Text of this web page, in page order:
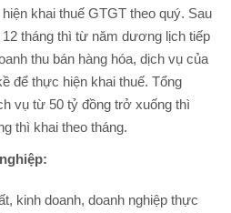
khai thuế GTGT theo quý. Sau
tháng thì từ năm dương lịch tiếp
thu bán hàng hóa, dịch vụ của
để thực hiện khai thuế. Tổng
vụ từ 50 tỷ đồng trở xuống thì
thì khai theo tháng.
kinh doanh, doanh nghiệp thực